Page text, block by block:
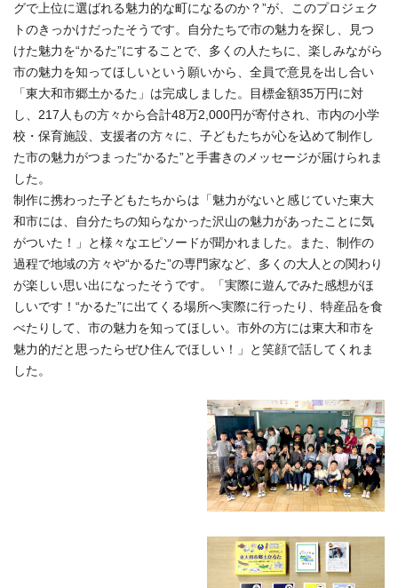
グで上位に選ばれる魅力的な町になるのか？”が、このプロジェク
トのきっかけだったそうです。自分たちで市の魅力を探し、見つ
けた魅力を“かるた”にすることで、多くの人たちに、楽しみながら
市の魅力を知ってほしいという願いから、全員で意見を出し合い
「東大和市郷土かるた」は完成しました。目標金額35万円に対
し、217人もの方々から合計48万2,000円が寄付され、市内の小学
校・保育施設、支援者の方々に、子どもたちが心を込めて制作し
た市の魅力がつまった“かるた”と手書きのメッセージが届けられま
した。
制作に携わった子どもたちからは「魅力がないと感じていた東大
和市には、自分たちの知らなかった沢山の魅力があったことに気
がついた！」と様々なエピソードが聞かれました。また、制作の
過程で地域の方々や“かるた”の専門家など、多くの大人との関わり
が楽しい思い出になったそうです。「実際に遊んでみた感想がほ
しいです！“かるた”に出てくる場所へ実際に行ったり、特産品を食
べたりして、市の魅力を知ってほしい。市外の方には東大和市を
魅力的だと思ったらぜひ住んでほしい！」と笑顔で話してくれま
した。